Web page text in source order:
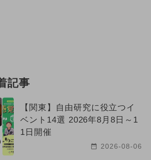
記事
【関東】自由研究に役立つイ
ベント14選 2026年8月8日～1
1日開催
2026-08-06